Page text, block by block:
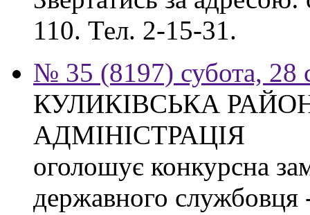
110. Тел. 2-15-31.
№ 35 (8197) субота, 28
КУЛИКІВСЬКА
АДМІНІСТРАЦІЯ
оголошує конкурсна
державного службовця -